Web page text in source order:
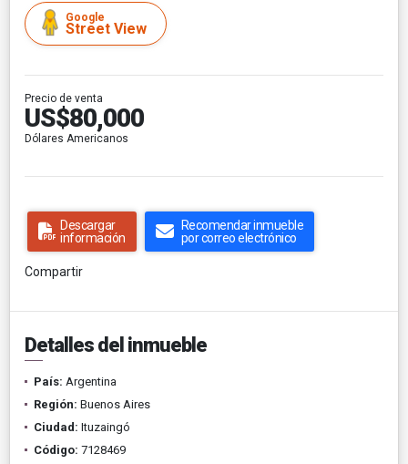
Google
Street View
Precio de venta
US$80,000
Dólares Americanos
Descargar
información
Recomendar inmueble
por correo electrónico
Compartir
Detalles del inmueble
País: Argentina
Región: Buenos Aires
Ciudad: Ituzaingó
Código: 7128469